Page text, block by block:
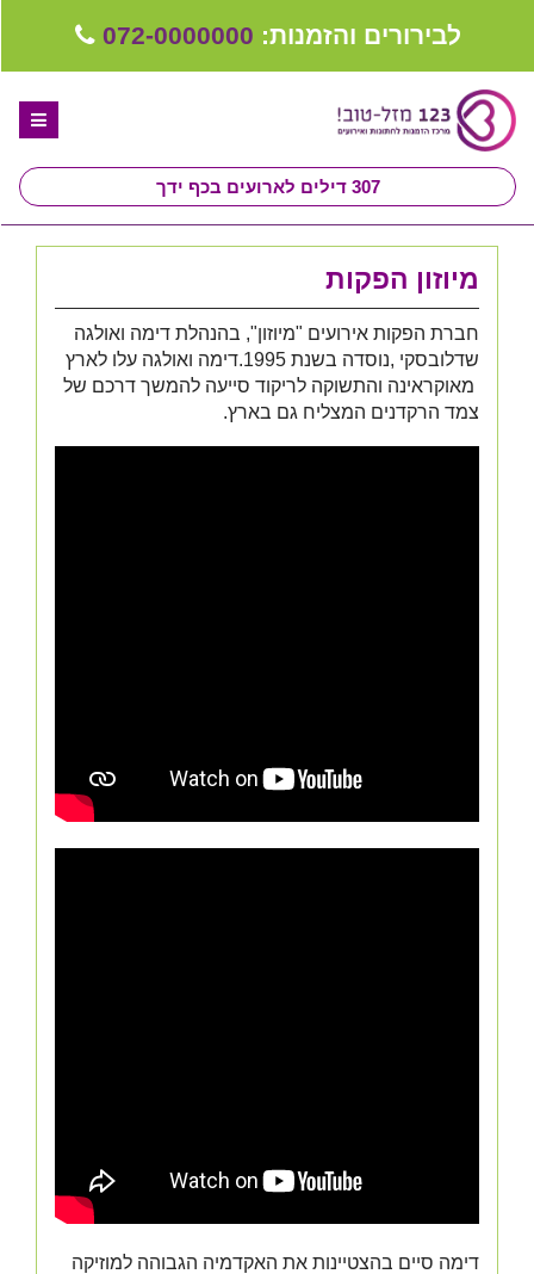
לבירורים והזמנות: 072-0000000
307 דילים לארועים בכף ידך
ספקים לחתונה מומלצים
קבלו ייעוץ בחינם
טיפים לארגון ותכנון חתונה
מיוזון הפקות
חברת הפקות אירועים "מיוזון", בהנהלת דימה ואולגה
שדלובסקי ,נוסדה בשנת 1995.דימה ואולגה עלו לארץ
מאוקראינה והתשוקה לריקוד סייעה להמשך דרכם של
צמד הרקדנים המצליח גם בארץ.
דימה סיים בהצטיינות את האקדמיה הגבוהה למוזיקה